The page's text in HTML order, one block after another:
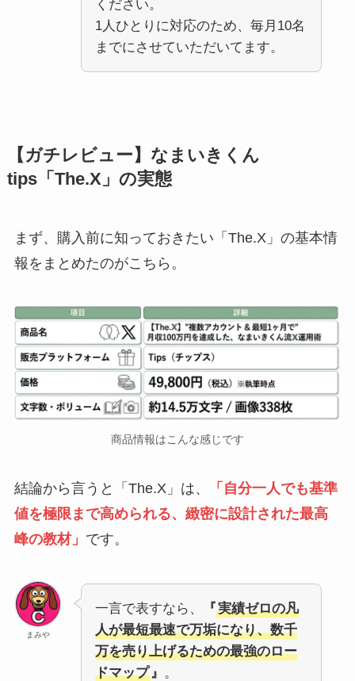
ください。
1人ひとりに対応のため、毎月10名
までにさせていただいてます。
【ガチレビュー】なまいきくん
tips「The.X」の実態
まず、購入前に知っておきたい「The.X」の基本情
報をまとめたのがこちら。
商品情報はこんな感じです
結論から言うと「The.X」は、
「自分一人でも基準
値を極限まで高められる、緻密に設計された最高
峰の教材」 です。
まみや
一言で表すなら、 『実績ゼロの凡
人が最短最速で万垢になり、数千
万を売り上げるための最強のロー
ドマップ』 。